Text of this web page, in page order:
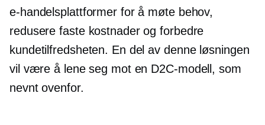
e-handelsplattformer for å møte behov,
redusere faste kostnader og forbedre
kundetilfredsheten. En del av denne løsningen
vil være å lene seg mot en D2C-modell, som
nevnt ovenfor.